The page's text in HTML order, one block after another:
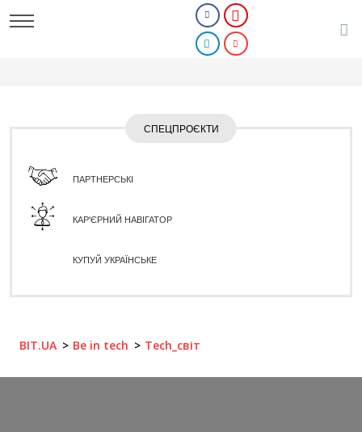
СПЕЦПРОЄКТИ
ПАРТНЕРСЬКІ
КАР'ЄРНИЙ НАВІГАТОР
КУПУЙ УКРАЇНСЬКЕ
BIT.UA Be in tech Tech_світ